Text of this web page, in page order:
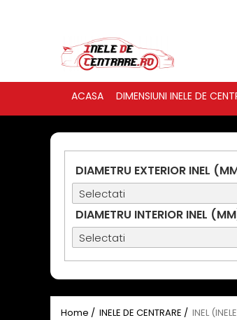
ACASA DIMENSIUNI INELE DE
DIAMETRU EXTERIOR
DIAMETRU INTERIOR INEL
Home / INELE DE CENTRARE / INEL